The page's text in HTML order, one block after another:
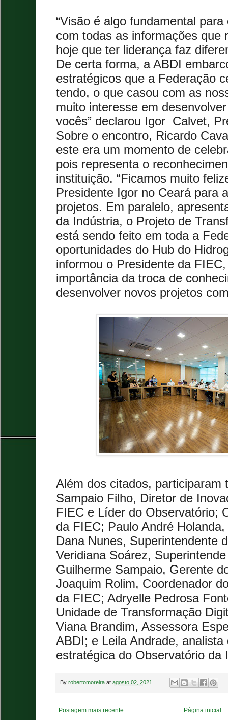
“Visão é algo fundamental
com todas as informações que
hoje que ter liderança faz
De certa forma, a ABDI
estratégicos que a Federação
tendo, o que casou com as
muito interesse em
vocês” declarou Igor Calvet,
Sobre o encontro, Ricardo
este era um momento de
pois representa o
instituição. “Ficamos muito
Presidente Igor no Ceará para
projetos. Em paralelo,
da Indústria, o Projeto de
está sendo feito em toda a
oportunidades do Hub do
informou o Presidente da
importância da troca de
desenvolver novos projetos
Além dos citados, participaram
Sampaio Filho, Diretor de
FIEC e Líder do Observatório;
da FIEC; Paulo André
Dana Nunes, Superintendente
Veridiana Soárez,
Guilherme Sampaio, Gerente
Joaquim Rolim, Coordenador
da FIEC; Adryelle Pedrosa
Unidade de Transformação
Viana Brandim, Assessora
ABDI; e Leila Andrade, analista
estratégica do Observatório da
By robertomoreira at agosto 02, 2021
Postagem mais recente Página inicial